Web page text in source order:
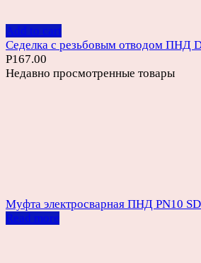
Add to cart
Седелка с резьбовым отводом ПНД
Р167.00
Недавно просмотренные товары
Муфта электросварная ПНД PN10
Read more